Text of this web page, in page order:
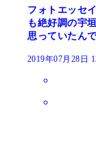
フォトエッセ
も絶好調の宇
思っていたん
2019年07月28日